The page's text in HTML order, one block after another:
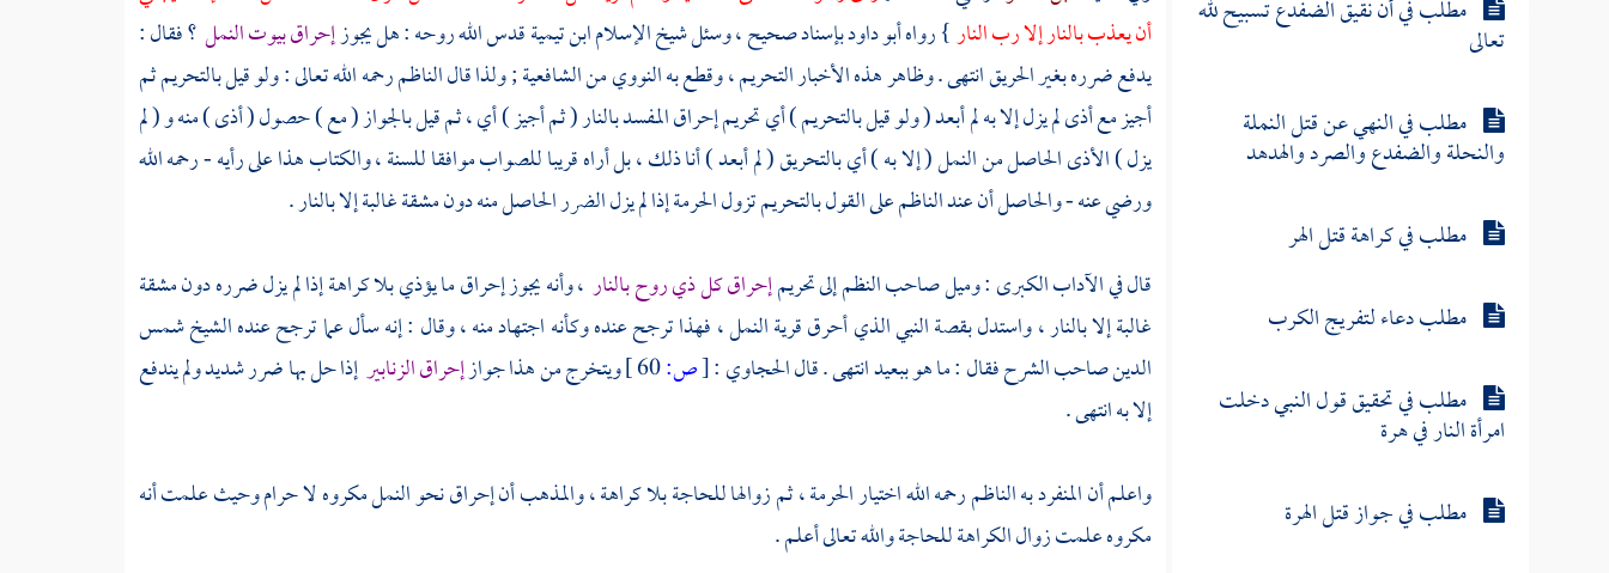
مطلب في أن نقيق الضفدع تسبيح لله
تعالى
مطلب في النهي عن قتل النملة
والنحلة والضفدع والصرد والهدهد
مطلب في كراهة قتل الهر
مطلب دعاء لتفريج الكرب
مطلب في تحقيق قول النبي دخلت
امرأة النار في هرة
مطلب في جواز قتل الهرة
أن يعذب بالنار إلا رب النار} رواهأبو داودبإسناد صحيح ، وسئل شيخ الإسلامابن تيميةقدس الله روحه : هل يجوزإحراق بيوت النمل؟ فقال :
يدفع ضرره بغير الحريق انتهى . وظاهر هذه الأخبار التحريم ، وقطع بهالنوويمن الشافعية ; ولذا قالالناظمرحمه الله تعالى : ولو قيل بالتحريم ثم
أجيز مع أذى لم يزل إلا به لم أبعد ( ولو قيل بالتحريم ) أي تحريم إحراق المفسد بالنار ( ثم أجيز ) أي ، ثم قيل بالجواز ( مع ) حصول ( أذى ) منه و ( لم
يزل ) الأذى الحاصل من النمل ( إلا به ) أي بالتحريق ( لم أبعد ) أنا ذلك ، بل أراه قريبا للصواب موافقا للسنة ، والكتاب هذا على رأيه - رحمه الله
ورضي عنه - والحاصل أن عندالناظمعلى القول بالتحريم تزول الحرمة إذا لم يزل الضرر الحاصل منه دون مشقة غالبة إلا بالنار .
قال في الآداب الكبرى : وميل صاحب النظم إلى تحريمإحراق كل ذي روح بالنار ، وأنه يجوز إحراق ما يؤذي بلا كراهة إذا لم يزل ضرره دون مشقة
غالبة إلا بالنار ، واستدل بقصة النبي الذي أحرق قرية النمل ، فهذا ترجح عنده وكأنه اجتهاد منه ، وقال : إنه سأل عما ترجح عنده الشيخشمس
الدينصاحب الشرح فقال : ما هو ببعيد انتهى . قالالحجاوي:
[ص: ويتخرج من هذا جوازإحراق الزنابيرإذا حل بها ضرر شديد ولم يندفع
إلا به انتهى .
واعلم أن المنفرد بهالناظمرحمه الله اختيار الحرمة ، ثم زوالها للحاجة بلا كراهة ، والمذهب أن إحراق نحو النمل مكروه لا حرام وحيث علمت أنه
مكروه علمت زوال الكراهة للحاجة والله تعالى أعلم .